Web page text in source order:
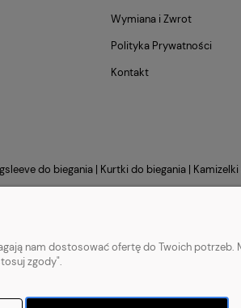
Wymiana i Zwrot
Polityka Prywatności
Kontakt
do biegania | Kurtki do biegania |
Sklep internetowy Shoper.pl
nam dostosować ofertę do Twoich
zgody".